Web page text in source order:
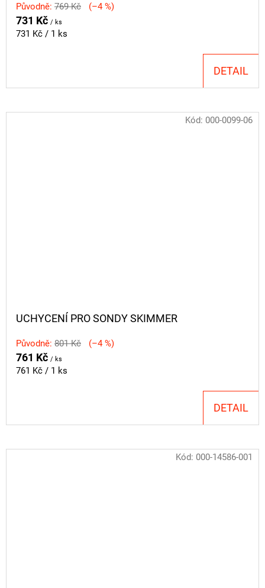
Původně: 769 Kč (–4 %)
731 Kč / ks
Měrná
731 Kč / 1 ks
DETAIL
UCHYCENÍ PRO SONDY SKIMMER
Původně: 801 Kč (–4 %)
761 Kč / ks
Měrná
761 Kč / 1 ks
DETAIL
Kód: 000-0099-06
Kód: 000-14586-001